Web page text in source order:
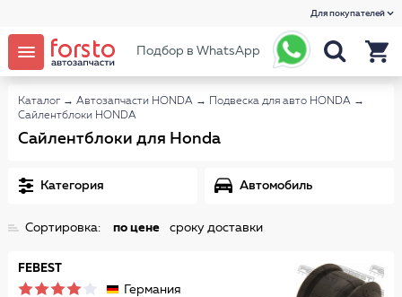
Для покупателей
Подбор в WhatsApp
Каталог → Автозапчасти HONDA → Подвеска для авто HONDA →
Сайлентблоки HONDA
Сайлентблоки для Honda
Категория Автомобиль
Сортировка: по цене сроку доставки
FEBEST
Германия